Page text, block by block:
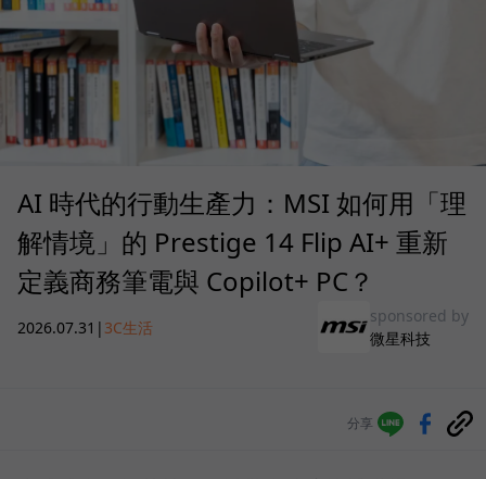
AI 時代的行動生產力：MSI 如何用「理
解情境」的 Prestige 14 Flip AI+ 重新
定義商務筆電與 Copilot+ PC？
2026.07.31 | 3C生活
sponsored by
微星科技
分享